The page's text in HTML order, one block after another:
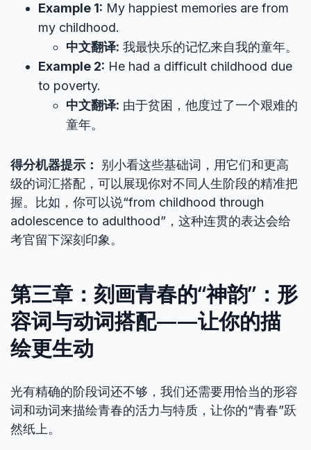
Example 1: My happiest memories are from
my childhood.
中文翻译: 我最快乐的记忆来自我的童年。
Example 2: He had a difficult childhood due
to poverty.
中文翻译: 由于贫困，他度过了一个艰难的
童年。
得分机器提示：
别小看这些基础词，用它们和更高
级的词汇搭配，可以展现你对不同人生阶段的精准把
握。比如，你可以说“from childhood through
adolescence to adulthood”，这种连贯的表达会给
考官留下深刻印象。
第三章：刻画青春的“神韵”：形
容词与动词搭配——让你的描
绘更生动
光有精确的阶段词还不够，我们还需要用恰当的形容
词和动词来描绘青春的活力与特质，让你的“青春”跃
然纸上。